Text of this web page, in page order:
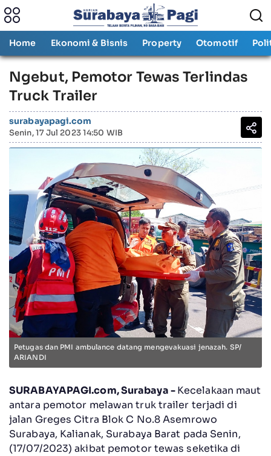
Home Ekonomi & Bisnis Property Otomotif
Ngebut, Pemotor Tewas Terlindas
Truck Trailer
surabayapagi.com
Senin, 17 Jul 2023 14:50 WIB
Petugas dan PMI ambulance datang mengevakuasi jenazah. SP/
ARIANDI
SURABAYAPAGI.com, Surabaya -Kecelakaan maut
antara pemotor melawan truk trailer terjadi di
jalan Greges Citra Blok C No.8 Asemrowo
Surabaya, Kalianak, Surabaya Barat pada Senin,
(17/07/2023) akibat pemotor tewas seketika di